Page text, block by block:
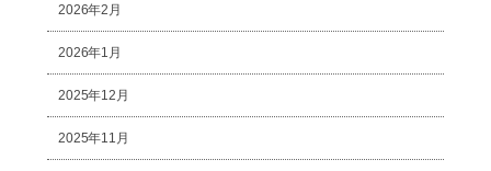
2026年2月
2026年1月
2025年12月
2025年11月